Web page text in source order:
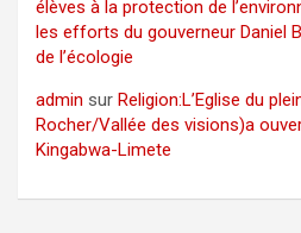
élèves à la protection de
les efforts du gouverneur Daniel
de l’écologie
admin sur Religion:L’Eglise du
Rocher/Vallée des visions)a
Kingabwa-Limete